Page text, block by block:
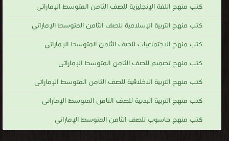
كتب منهج اللغة الإنجليزية للصف الثامن المتوسط الإماراتى
كتب منهج التربية الإسلامية للصف الثامن المتوسط الإماراتى
كتب منهج الاجتماعيات للصف الثامن المتوسط الإماراتى
كتب منهج تصميم للصف الثامن المتوسط الإماراتى
كتب منهج التربية الاخلاقية للصف الثامن المتوسط الإماراتى
كتب منهج التربية البدنية للصف الثامن المتوسط الإماراتى
كتب منهج حاسوب للصف الثامن المتوسط الإماراتى